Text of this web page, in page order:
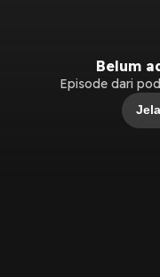
Belum
Episode dari